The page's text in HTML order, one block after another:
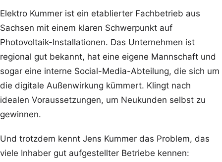
Elektro Kummer ist ein etablierter Fachbetrieb aus
Sachsen mit einem klaren Schwerpunkt auf
Photovoltaik-Installationen. Das Unternehmen ist
regional gut bekannt, hat eine eigene Mannschaft und
sogar eine interne Social-Media-Abteilung, die sich um
die digitale Außenwirkung kümmert. Klingt nach
idealen Voraussetzungen, um Neukunden selbst zu
gewinnen.
Und trotzdem kennt Jens Kummer das Problem, das
viele Inhaber gut aufgestellter Betriebe kennen: